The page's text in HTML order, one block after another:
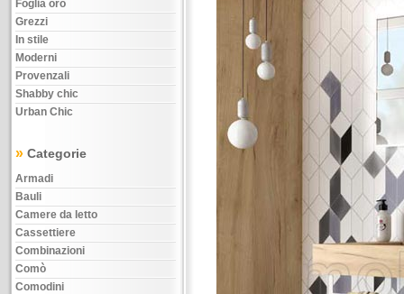
Foglia oro
Grezzi
In stile
Moderni
Provenzali
Shabby chic
Urban Chic
» Categorie
Armadi
Bauli
Camere da letto
Cassettiere
Combinazioni
Comò
Comodini